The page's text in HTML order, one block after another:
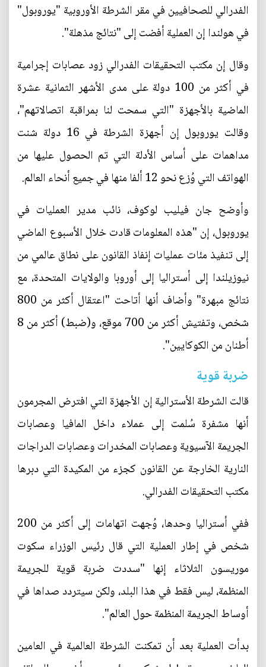
الفدرالي للصحافيين في مقر الشرطة الأوروبية "يوروبول"
في هولندا إن العملية أفضت إلى "نتائج مذهلة".
وقال إن مكتب التحقيقات الفدرالي زود عصابات إجرامية
في أكثر من 100 دولة على مدى الأشهر الثمانية عشرة
الماضية بالأجهزة "التي سمحت لنا بمراقبة اتصالاتهم"،
وقالت يوروبول إن أجهزة الشرطة في 16 دولة شنت
مداهمات على أساس الأدلة التي تم الحصول عليها من
الهواتف التي وُزع نحو 12 ألفا منها في جميع أنحاء العالم.
وأوضح جان فيليب لوكوف، نائب مدير العمليات في
يوروبول، إن "هذه المعلومات قادت خلال الأسبوع الماضي
إلى تنفيذ مئات عمليات إنفاذ القانون على نطاق عالمي من
نيوزيلندا إلى أستراليا إلى أوروبا والولايات المتحدة، مع
نتائج مبهرة" وأضاف أنها أتاحت "اعتقال أكثر من 800
شخص، وتفتيش أكثر من 700 موقع، و(ضبط) أكثر من 8
أطنان من الكوكايين".
ضربة قوية
قالت الشرطة الأسترالية إن الأجهزة التي افترض المجرمون
أنها مشفرة سُلمت إلى عملاء داخل المافيا وعصابات
الجريمة الآسيوية وعصابات المخدرات وعصابات الدراجات
النارية الخارجة عن القانون كجزء من المكيدة التي دبرها
مكتب التحقيقات الفدرالي.
ففي أستراليا وحدها، وُجهت اتهامات إلى أكثر من 200
شخص في إطار العملية التي قال رئيس الوزراء سكوت
موريسون الثلاثاء إنها "سددت ضربة قوية للجريمة
المنظمة، ليس فقط في هذا البلد، ولكن سيتردد صداها في
أوساط الجريمة المنظمة حول العالم".
بدأت العملية بعد أن تمكنت الشرطة العالمية في العامين